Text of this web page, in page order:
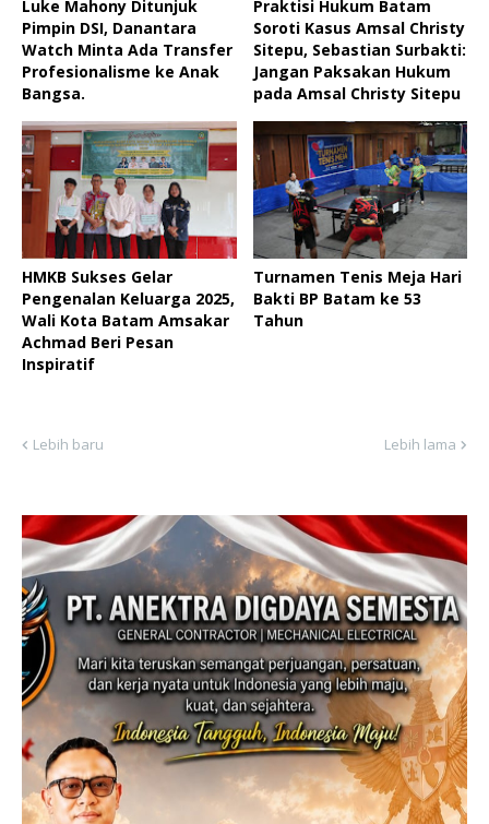
Luke Mahony Ditunjuk
Pimpin DSI, Danantara
Watch Minta Ada Transfer
Profesionalisme ke Anak
Bangsa.
Praktisi Hukum Batam
Soroti Kasus Amsal Christy
Sitepu, Sebastian Surbakti:
Jangan Paksakan Hukum
pada Amsal Christy Sitepu
HMKB Sukses Gelar
Pengenalan Keluarga 2025,
Wali Kota Batam Amsakar
Achmad Beri Pesan
Inspiratif
Turnamen Tenis Meja Hari
Bakti BP Batam ke 53
Tahun
Lebih baru Lebih lama